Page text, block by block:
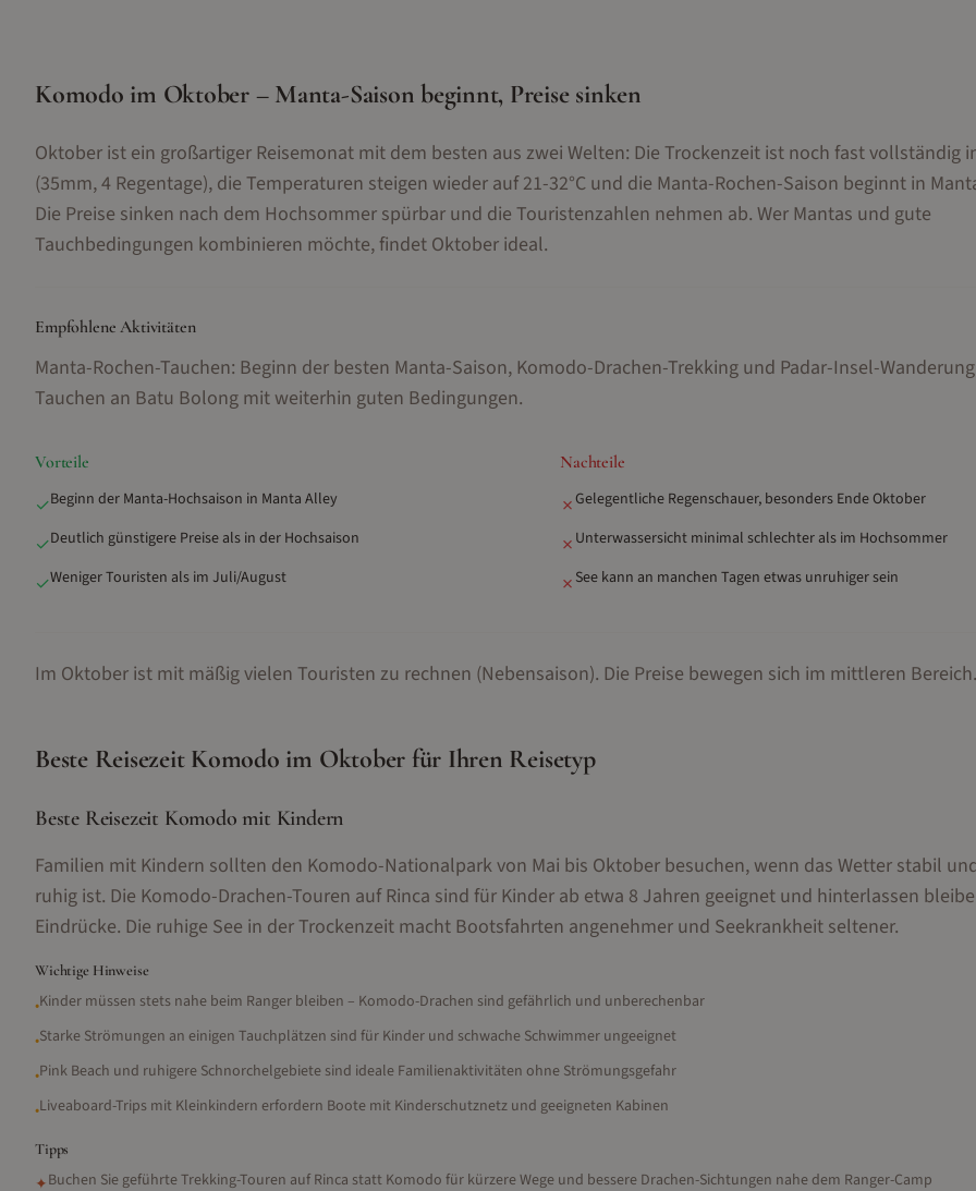
Komodo im Oktober – Manta-Saison beginnt, Preise sinken
Oktober ist ein großartiger Reisemonat mit dem besten aus zwei Welten: Die Trockenzeit ist noch fast vollständig
(35mm, 4 Regentage), die Temperaturen steigen wieder auf 21-32°C und die Manta-Rochen-Saison beginnt in
Die Preise sinken nach dem Hochsommer spürbar und die Touristenzahlen nehmen ab. Wer Mantas und gute
Tauchbedingungen kombinieren möchte, findet Oktober ideal.
Empfohlene Aktivitäten
Manta-Rochen-Tauchen: Beginn der besten Manta-Saison, Komodo-Drachen-Trekking und Padar-Insel-
Tauchen an Batu Bolong mit weiterhin guten Bedingungen.
Vorteile
✓Beginn der Manta-Hochsaison in Manta Alley
✓Deutlich günstigere Preise als in der Hochsaison
✓Weniger Touristen als im Juli/August
Nachteile
✗Gelegentliche Regenschauer, besonders Ende Oktober
✗ Unterwassersicht minimal schlechter als im Hochsommer
✗ See kann an manchen Tagen etwas unruhiger sein
Im Oktober ist mit mäßig vielen Touristen zu rechnen (Nebensaison). Die Preise bewegen sich im mittleren Bereich.
Beste Reisezeit Komodo im Oktober für Ihren Reisetyp
Beste Reisezeit Komodo mit Kindern
Familien mit Kindern sollten den Komodo-Nationalpark von Mai bis Oktober besuchen, wenn das Wetter stabil
ruhig ist. Die Komodo-Drachen-Touren auf Rinca sind für Kinder ab etwa 8 Jahren geeignet und hinterlassen
Eindrücke. Die ruhige See in der Trockenzeit macht Bootsfahrten angenehmer und Seekrankheit seltener.
Wichtige Hinweise
•Kinder müssen stets nahe beim Ranger bleiben – Komodo-Drachen sind gefährlich und unberechenbar
•Starke Strömungen an einigen Tauchplätzen sind für Kinder und schwache Schwimmer ungeeignet
•Pink Beach und ruhigere Schnorchelgebiete sind ideale Familienaktivitäten ohne Strömungsgefahr
•Liveaboard-Trips mit Kleinkindern erfordern Boote mit Kinderschutznetz und geeigneten Kabinen
Tipps
✦Buchen Sie geführte Trekking-Touren auf Rinca statt Komodo für kürzere Wege und bessere Drachen-Sichtungen nahe dem Ranger-Camp